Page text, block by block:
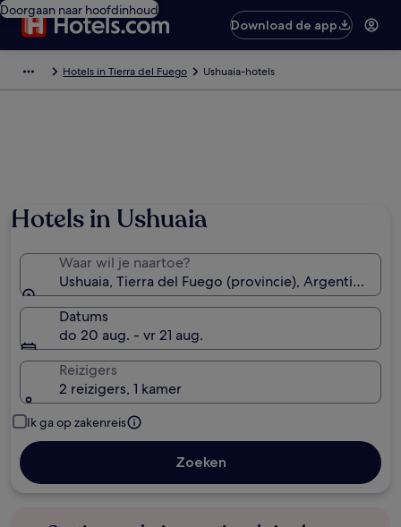
Doorgaan naar hoofdinhoud
Download de app
Hotels in Tierra del Fuego Ushuaia-hotels
Hotels in Ushuaia
Waar wil je naartoe?
Ushuaia, Tierra del Fuego (provincie), Argentinië
Datums
do 20 aug. - vr 21 aug.
Reizigers
2 reizigers, 1 kamer
Ik ga op zakenreis
Zoeken